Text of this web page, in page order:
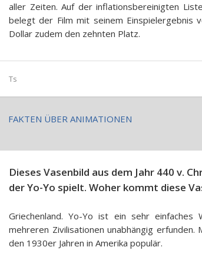
aller Zeiten. Auf der inflationsbereinigten
belegt der Film mit seinem Einspielergebnis
Dollar zudem den zehnten Platz.
Ts
FAKTEN ÜBER ANIMATIONEN
Dieses Vasenbild aus dem Jahr 440 v.
der Yo-Yo spielt. Woher kommt diese
Griechenland. Yo-Yo ist ein sehr einfaches
mehreren Zivilisationen unabhängig erfunden.
den 1930er Jahren in Amerika populär.